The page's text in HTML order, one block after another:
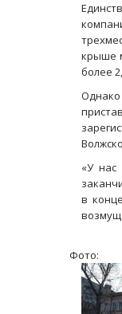
крыше
более
«У нас
в
Фото: